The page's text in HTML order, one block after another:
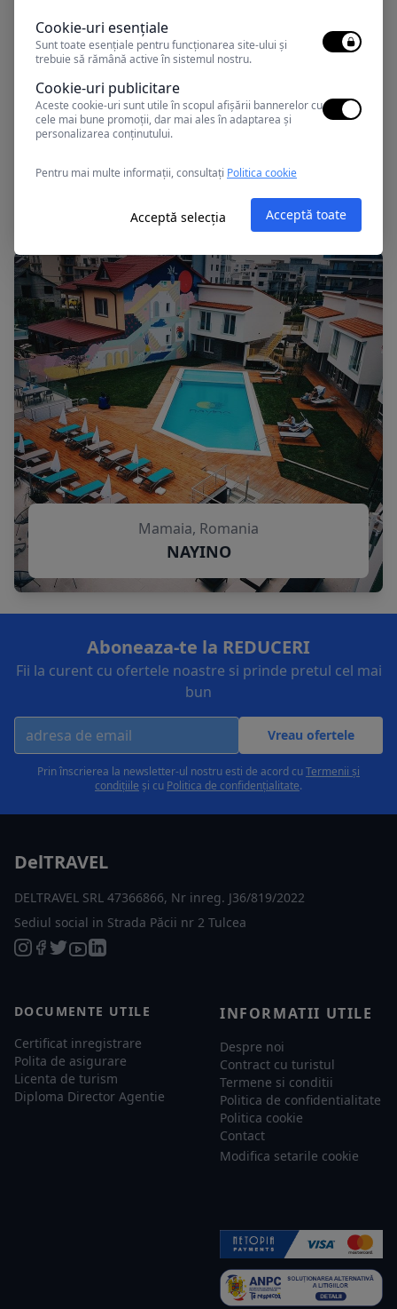
Mamaia, Romania
Mamaia, Romania
NAYINO
Aboneaza-te la REDUCERI
Fii la curent cu ofertele noastre si prinde pretul cel mai
bun
Vreau ofertele
Prin înscrierea la newsletter-ul nostru esti de acord cuTermenii și
condițiile și cu Politica de confidențialitate.
DelTRAVEL
DELTRAVEL SRL 47366866, Nr inreg. J36/819/2022
Sediul social in Strada Păcii nr 2 Tulcea
DOCUMENTE UTILE
Certificat inregistrare
Polita de asigurare
Licenta de turism
Diploma Director Agentie
INFORMATII UTILE
Despre noi
Contract cu turistul
Termene si conditii
Politica de confidentialitate
Politica cookie
Contact
Modifica setarile cookie
Cookie-uri esențiale
Sunt toate esențiale pentru funcționarea site-ului și
trebuie să rămână active în sistemul nostru.
Cookie-uri publicitare
Aceste cookie-uri sunt utile în scopul afișării bannerelor cu
cele mai bune promoții, dar mai ales în adaptarea și
personalizarea conținutului.
Pentru mai multe informații, consultați Politica cookie
Acceptă selecția Acceptă toate